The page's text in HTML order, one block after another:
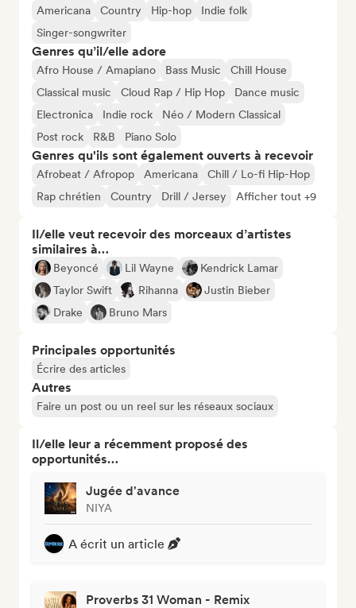
Americana Country Hip-hop
Indie folk
Singer-songwriter
Genres qu’il/elle adore
Afro House / Amapiano Bass Music
Chill House
Classical music
Cloud Rap / Hip Hop
Dance music
Electronica
Indie rock
Néo / Modern Classical
Post rock
R&B Piano Solo
Genres qu'ils sont également ouverts à recevoir
Afrobeat / Afropop Americana
Chill / Lo-fi Hip-Hop
Rap chrétien
Country Drill / Jersey Afficher tout +9
Il/elle veut recevoir des morceaux d’artistes
similaires à…
Beyoncé Lil Wayne
Kendrick Lamar
Taylor Swift
Rihanna
Justin Bieber
Drake
Bruno Mars
Principales opportunités
Écrire des articles
Autres
Faire un post ou un reel sur les réseaux sociaux
Il/elle leur a récemment proposé des
opportunités…
Jugée d'avance
NIYA
A écrit un article
Proverbs 31 Woman - Remix